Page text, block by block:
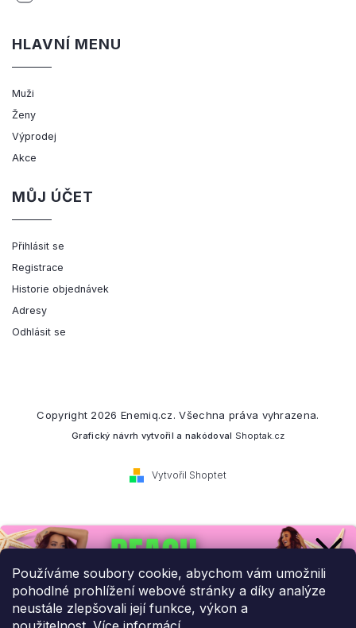
Používáme soubory cookie, abychom vám umožnili
pohodlné prohlížení webové stránky a díky analýze
neustále zlepšovali její funkce, výkon a
HLAVNÍ MENU
Muži
Ženy
Výprodej
Akce
MŮJ ÚČET
Přihlásit se
Registrace
Historie objednávek
Adresy
Odhlásit se
Vytvořil Shoptet
Copyright 2026 Enemiq.cz. Všechna práva vyhrazena.
Grafický návrh vytvořil a nakódoval Shoptak.cz
Přihlaste se k našemu
newsletteru.
Budeme vám posílat informace o našich novinkách a slevových
akcích.